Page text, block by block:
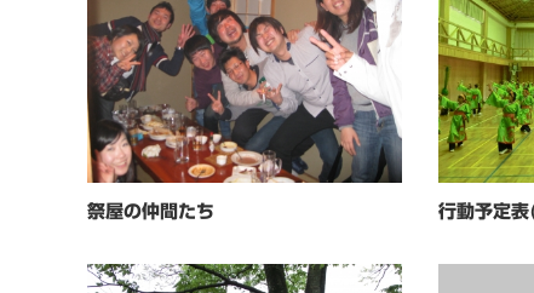
祭屋の仲間たち 行動予定